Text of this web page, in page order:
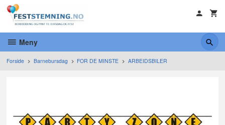
Gå
innholdet
Meny
Forside Barnebursdag FOR DE MINSTE ARBEIDSBILER